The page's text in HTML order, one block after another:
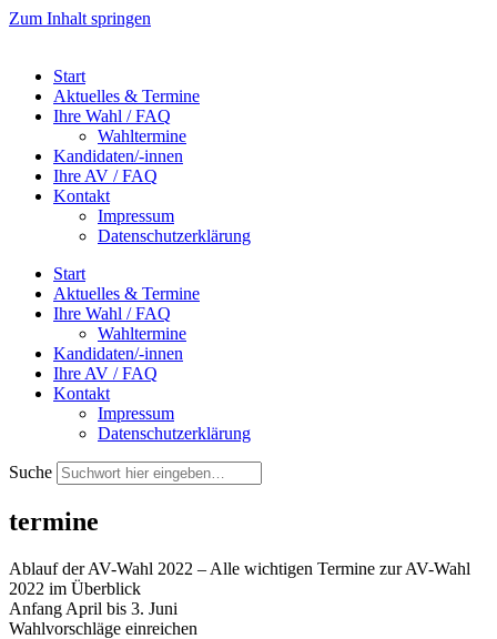
Zum Inhalt springen
Start
Aktuelles & Termine
Ihre Wahl / FAQ
Wahltermine
Kandidaten/-innen
Ihre AV / FAQ
Kontakt
Impressum
Datenschutzerklärung
Start
Aktuelles & Termine
Ihre Wahl / FAQ
Wahltermine
Kandidaten/-innen
Ihre AV / FAQ
Kontakt
Impressum
Datenschutzerklärung
Suche
termine
Ablauf der AV-Wahl 2022 – Alle wichtigen Termine zur AV-Wahl
2022 im Überblick
Anfang April bis 3. Juni
Wahlvorschläge einreichen